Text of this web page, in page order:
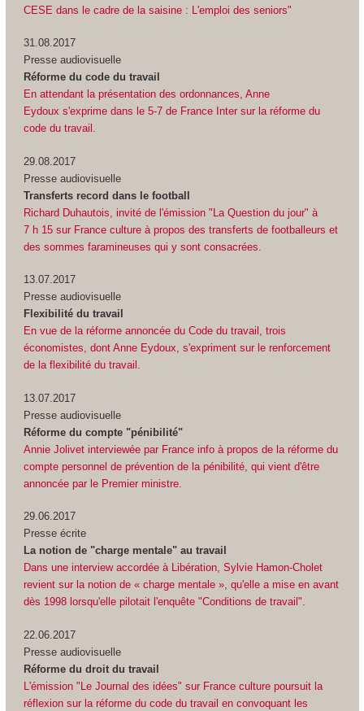
CESE dans le cadre de la saisine : L'emploi des seniors"
31.08.2017
Presse audiovisuelle
Réforme du code du travail
En attendant la présentation des ordonnances, Anne
Eydoux s'exprime dans le 5-7 de France Inter sur la réforme du
code du travail.
29.08.2017
Presse audiovisuelle
Transferts record dans le football
Richard Duhautois, invité de l'émission "La Question du jour" à
7 h 15 sur France culture à propos des transferts de footballeurs et
des sommes faramineuses qui y sont consacrées.
13.07.2017
Presse audiovisuelle
Flexibilité du travail
En vue de la réforme annoncée du Code du travail, trois
économistes, dont Anne Eydoux, s'expriment sur le renforcement
de la flexibilité du travail.
13.07.2017
Presse audiovisuelle
Réforme du compte "pénibilité"
Annie Jolivet interviewée par France info à propos de la réforme du
compte personnel de prévention de la pénibilité, qui vient d'être
annoncée par le Premier ministre.
29.06.2017
Presse écrite
La notion de "charge mentale" au travail
Dans une interview accordée à Libération, Sylvie Hamon-Cholet
revient sur la notion de « charge mentale », qu'elle a mise en avant
dès 1998 lorsqu'elle pilotait l'enquête "Conditions de travail".
22.06.2017
Presse audiovisuelle
Réforme du droit du travail
L'émission "Le Journal des idées" sur France culture poursuit la
réflexion sur la réforme du code du travail en convoquant les